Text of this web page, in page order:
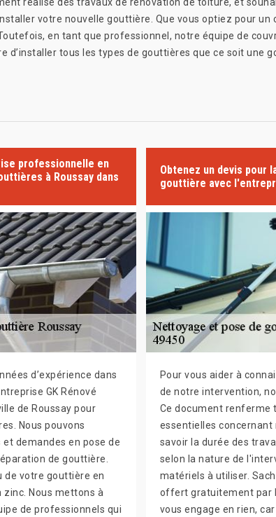
réalisé des travaux de rénovation de toiture, et
votre nouvelle gouttière. Que vous optiez pour
en tant que professionnel, notre équipe de
d’installer tous les types de gouttières que ce soit une
professionnelle en
à Roussay dans
d’expérience dans
GK Rénové
de Roussay pour
Nous pouvons
demandes en pose de
de gouttière.
de votre gouttière en
zinc. Nous mettons à
de professionnels qui
Obtenez un devis pour
gouttière avec
Pour vous aider à
de notre intervention,
Ce document renferme
essentielles
savoir la durée des
selon la nature de
matériels à utiliser.
offert gratuitement par
vous engage en rien,